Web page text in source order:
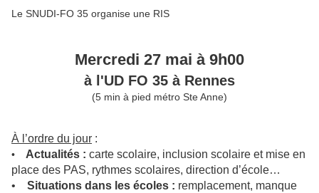
Le SNUDI-FO 35 organise une RIS
Mercredi 27 mai à 9h00
à l'UD FO 35 à Rennes
(5 min à pied métro Ste Anne)
À l’ordre du jour :
• Actualités : carte scolaire, inclusion scolaire et mise en
place des PAS, rythmes scolaires, direction d’école…
• Situations dans les écoles : remplacement, manque